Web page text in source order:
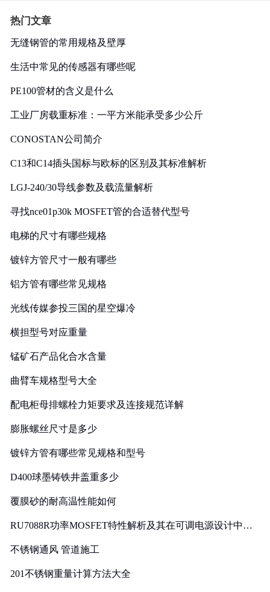
热门文章
无缝钢管的常用规格及壁厚
生活中常见的传感器有哪些呢
PE100管材的含义是什么
工业厂房载重标准：一平方米能承受多少公斤
CONOSTAN公司简介
C13和C14插头国标与欧标的区别及其标准解析
LGJ-240/30导线参数及载流量解析
寻找nce01p30k MOSFET管的合适替代型号
电梯的尺寸有哪些规格
镀锌方管尺寸一般有哪些
铝方管有哪些常见规格
光线传媒参投三国的星空爆冷
横担型号对应重量
锰矿石产品化合水含量
曲臂车规格型号大全
配电柜母排螺栓力矩要求及连接规范详解
膨胀螺丝尺寸是多少
镀锌方管有哪些常见规格和型号
D400球墨铸铁井盖重多少
覆膜砂的耐高温性能如何
RU7088R功率MOSFET特性解析及其在可调电源设计中的
不锈钢通风 管道施工
201不锈钢重量计算方法大全